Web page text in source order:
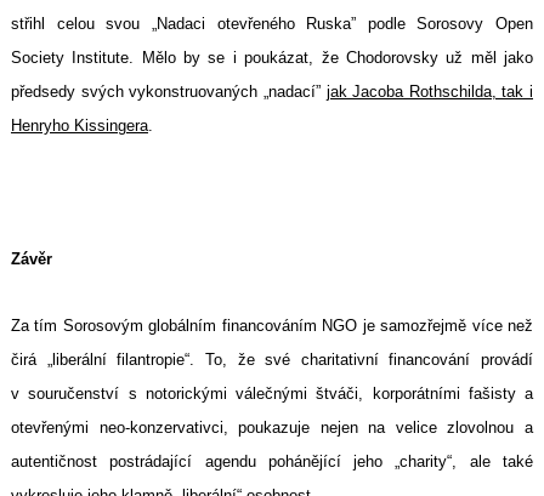
střihl celou svou „Nadaci otevřeného Ruska” podle Sorosovy Open
Society Institute. Mělo by se i poukázat, že Chodorovsky už měl jako
předsedy svých vykonstruovaných „nadací” jak Jacoba Rothschilda, tak i
Henryho Kissingera.
Závěr
Za tím Sorosovým globálním financováním NGO je samozřejmě více než
čirá „liberální filantropie“. To, že své charitativní financování provádí
v souručenství s notorickými válečnými štváči, korporátními fašisty a
otevřenými neo-konzervativci, poukazuje nejen na velice zlovolnou a
autentičnost postrádající agendu pohánějící jeho „charity“, ale také